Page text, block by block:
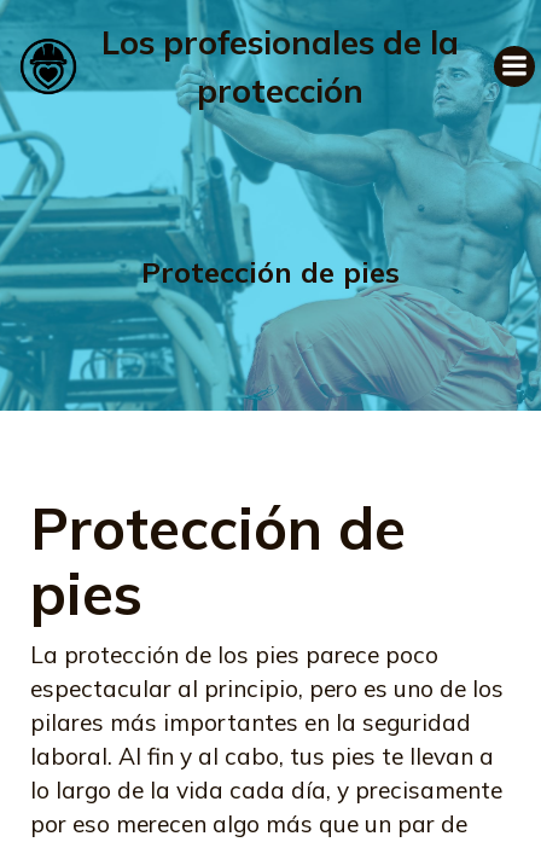
Los profesionales de la
protección
Protección de pies
Protección de
pies
La protección de los pies parece poco
espectacular al principio, pero es uno de los
pilares más importantes en la seguridad
laboral. Al fin y al cabo, tus pies te llevan a
lo largo de la vida cada día, y precisamente
por eso merecen algo más que un par de